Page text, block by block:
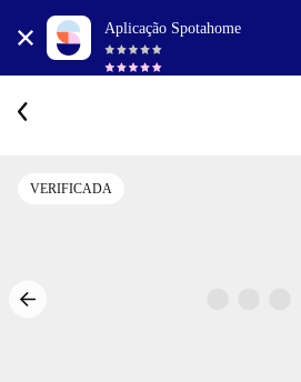
Aplicação Spotahome
VERIFICADA